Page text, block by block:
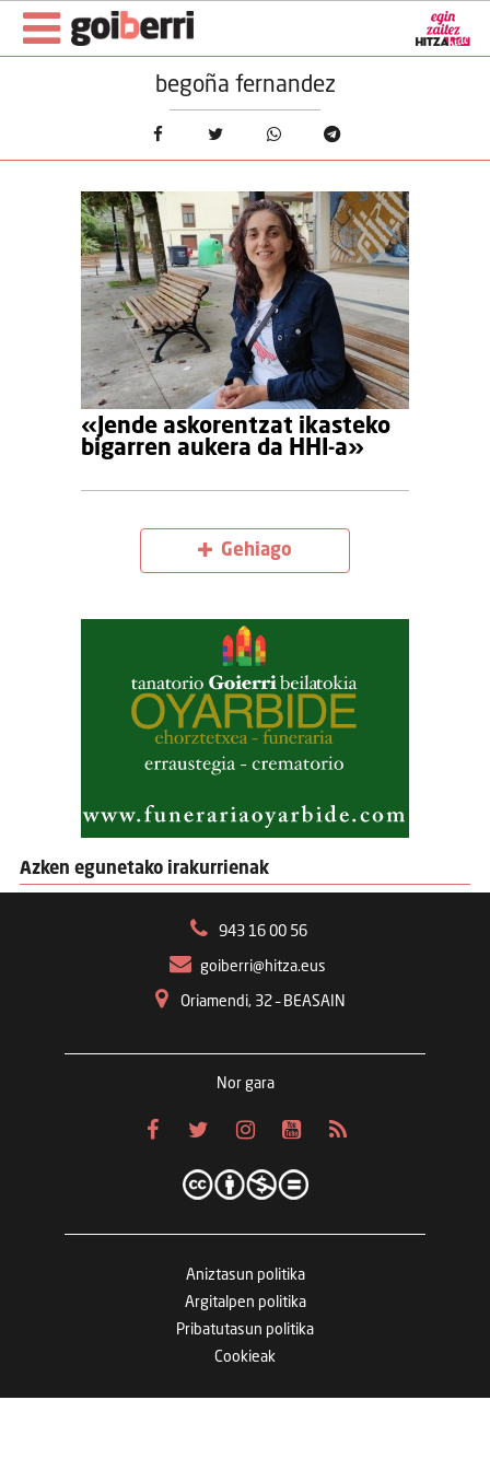
begoña fernandez
«Jende askorentzat ikasteko
bigarren aukera da HHI-a»
Gehiago
Azken egunetako irakurrienak
943 16 00 56
goiberri@hitza.eus
Oriamendi, 32 – BEASAIN
Nor gara
Aniztasun politika
Argitalpen politika
Pribatutasun politika
Cookieak